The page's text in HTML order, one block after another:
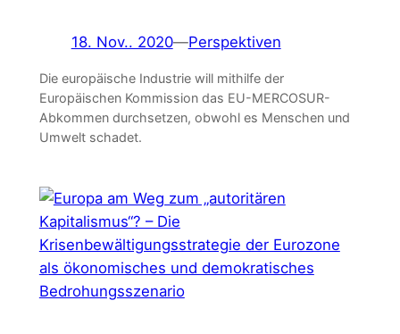
18. Nov.. 2020—Perspektiven
Die europäische Industrie will mithilfe der
Europäischen Kommission das EU-MERCOSUR-
Abkommen durchsetzen, obwohl es Menschen und
Umwelt schadet.